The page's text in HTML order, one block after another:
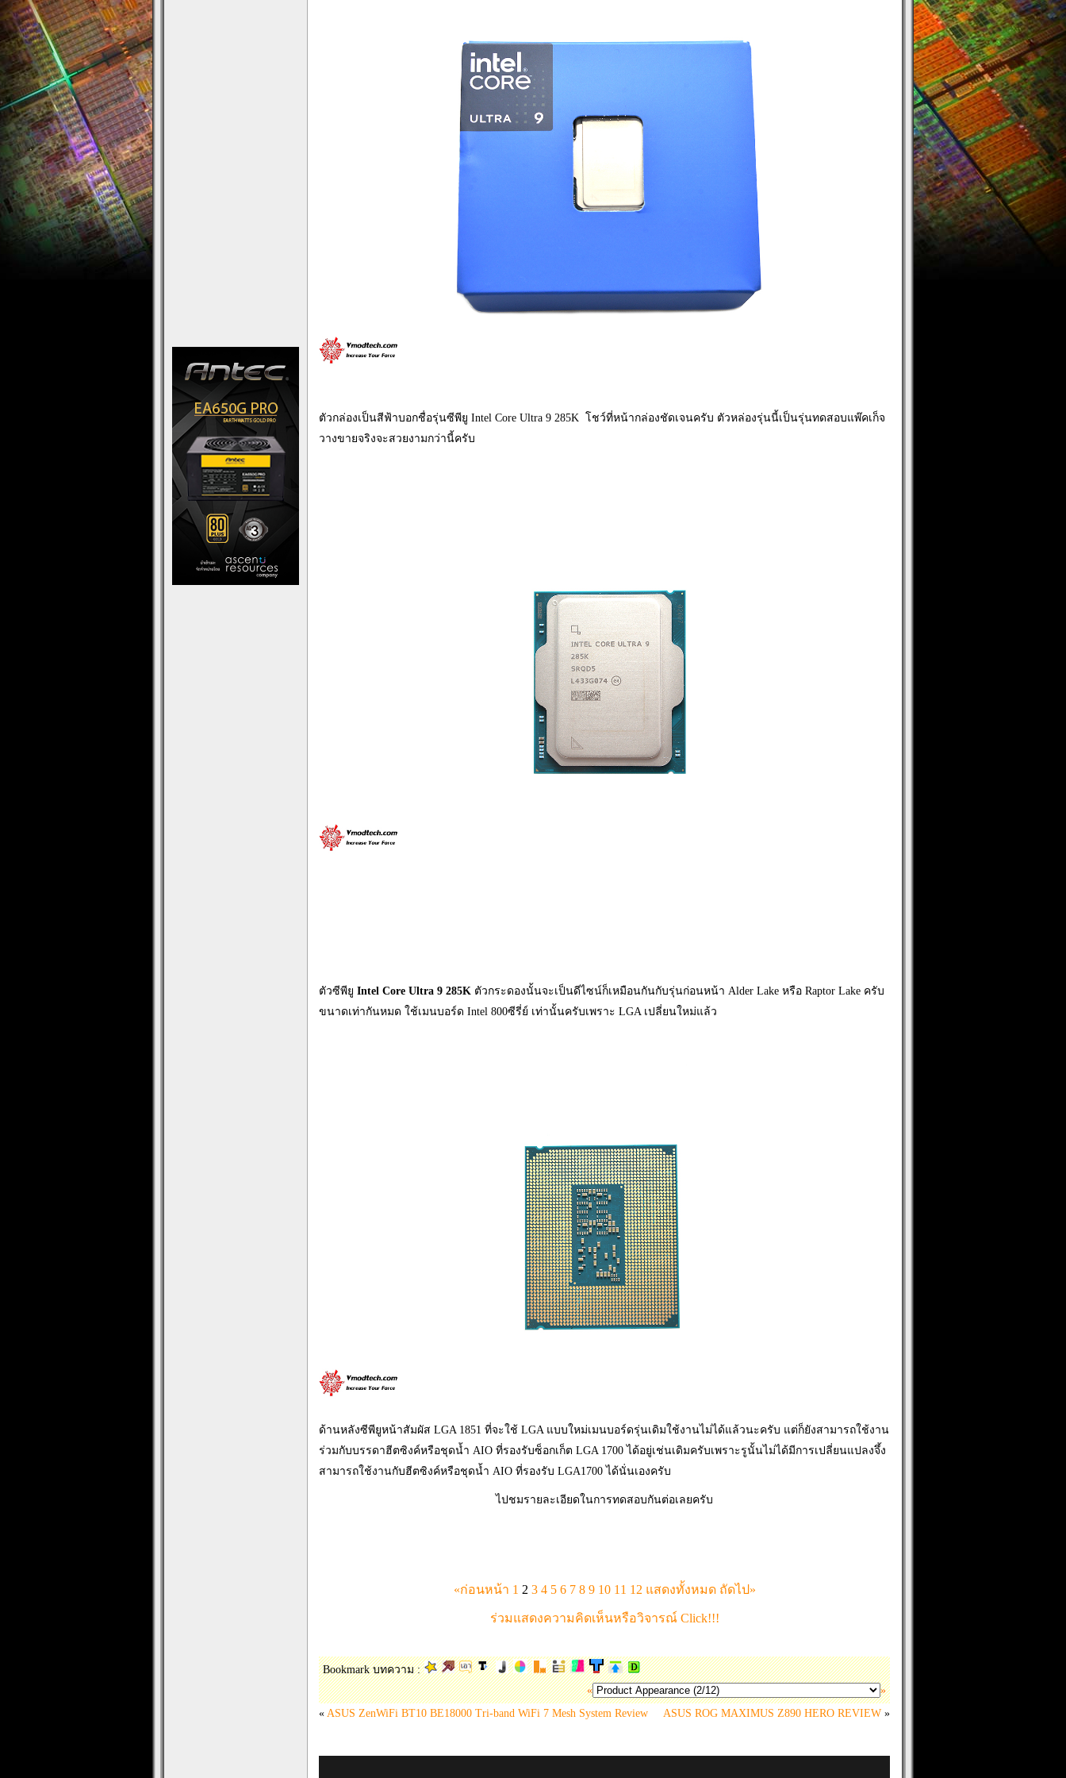
ตัวกล่องเป็นสีฟ้าบอกชื่อรุ่นซีพียู Intel Core Ultra 9 285K โชว์ที่หน้ากล่องชัดเจนครับ ตัวหล่องรุ่นนี้เป็นรุ่นทดสอบแพ๊คเก็จ
วางขายจริงจะสวยงามกว่านี้ครับ
ตัวซีพียู Intel Core Ultra 9 285K ตัวกระดองนั้นจะเป็นดีไซน์ก็เหมือนกันกับรุ่นก่อนหน้า Alder Lake หรือ Raptor Lake ครับ
ขนาดเท่ากันหมด ใช้เมนบอร์ด Intel 800ซีรี่ย์ เท่านั้นครับเพราะ LGA เปลี่ยนใหม่แล้ว
ด้านหลังซีพียูหน้าสัมผัส LGA 1851 ที่จะใช้ LGA แบบใหม่เมนบอร์ดรุ่นเดิมใช้งานไม่ได้แล้วนะครับ แต่ก็ยังสามารถใช้งาน
ร่วมกับบรรดาฮีตซิงค์หรือชุดน้ำ AIO ที่รองรับซ็อกเก็ต LGA 1700 ได้อยู่เช่นเดิมครับเพราะรูนั้นไม่ได้มีการเปลี่ยนแปลงจึ้ง
สามารถใช้งานกับฮีตซิงค์หรือชุดน้ำ AIO ที่รองรับ LGA1700 ได้นั่นเองครับ
ไปชมรายละเอียดในการทดสอบกันต่อเลยครับ
«ก่อนหน้า 1 2 3 4 5 6 7 8 9 10 11 12 แสดงทั้งหมด ถัดไป»
ร่วมแสดงความคิดเห็นหรือวิจารณ์ Click!!!
Bookmark บทความ :
«
»
« ASUS ZenWiFi BT10 BE18000 Tri-band WiFi 7 Mesh System Review ASUS ROG MAXIMUS Z890 HERO REVIEW »